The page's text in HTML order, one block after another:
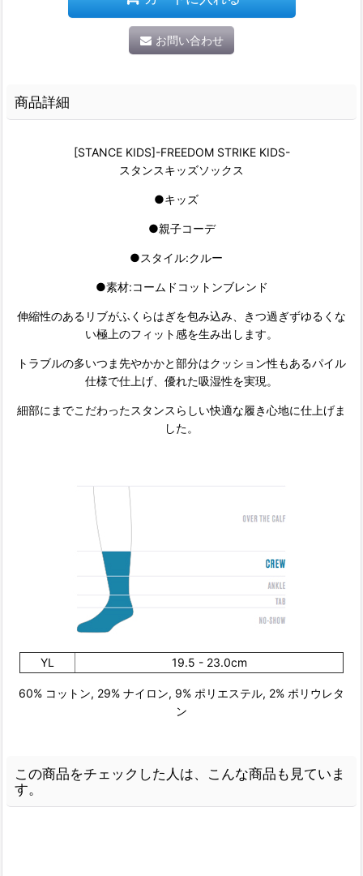
お問い合わせ
商品詳細
[STANCE KIDS]-FREEDOM STRIKE KIDS-
スタンスキッズソックス
●キッズ
●親子コーデ
●スタイル:クルー
●素材:コームドコットンブレンド
伸縮性のあるリブがふくらはぎを包み込み、きつ過ぎずゆるくな
い極上のフィット感を生み出します。
トラブルの多いつま先やかかと部分はクッション性もあるパイル
仕様で仕上げ、優れた吸湿性を実現。
細部にまでこだわったスタンスらしい快適な履き心地に仕上げま
した。
YL 19.5 - 23.0cm
60% コットン, 29% ナイロン, 9% ポリエステル, 2% ポリウレタ
ン
この商品をチェックした人は、こんな商品も見ていま
す。